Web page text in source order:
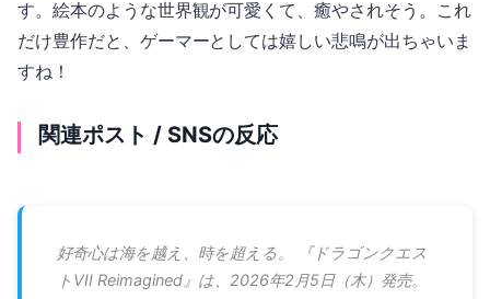
す。絵本のような世界観が可愛くて、癒やされそう。これ
だけ豊作だと、ゲーマーとしては嬉しい悲鳴が出ちゃいま
すね！
関連ポスト / SNSの反応
好奇心は海を越え、時を超える。 『ドラゴンクエス
トVII Reimagined』は、2026年2月5日（木）発売。